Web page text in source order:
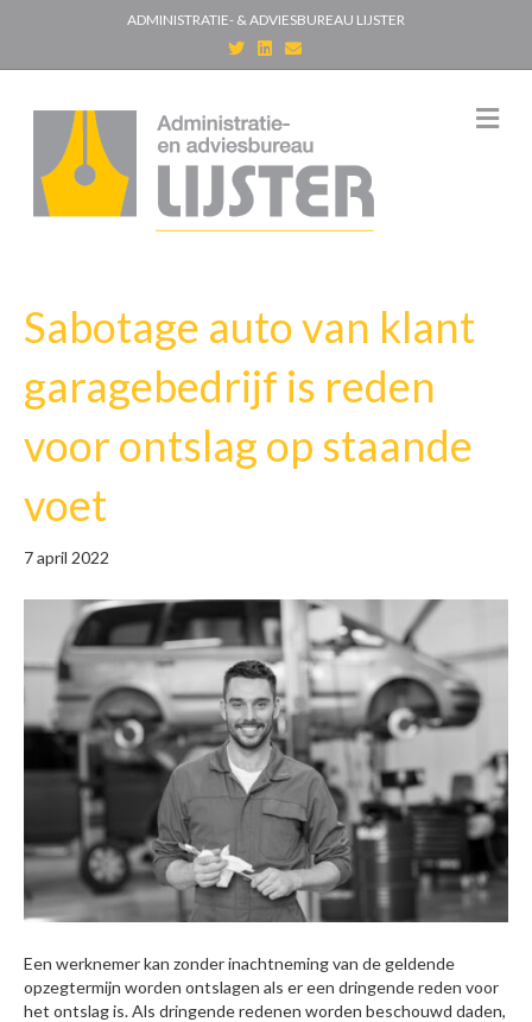
ADMINISTRATIE- & ADVIESBUREAU LIJSTER
T
w
i
e
r
n
d
i
n
E
m
a
M
e
Sabotage auto van klant
garagebedrijf is reden
voor ontslag op staande
voet
7 april 2022
Een werknemer kan zonder inachtneming van de geldende
opzegtermijn worden ontslagen als er een dringende reden voor
het ontslag is. Als dringende redenen worden beschouwd daden,